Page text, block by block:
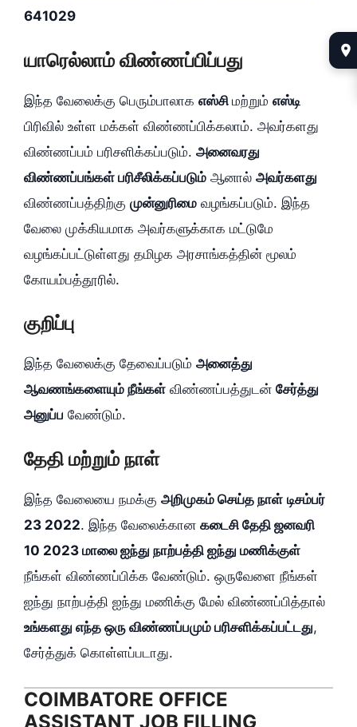
641029
யாரெல்லாம் விண்ணப்பிப்பது
இந்த வேலைக்கு பெரும்பாலாக எஸ்சி மற்றும் எஸ்டி
பிரிவில் உள்ள மக்கள் விண்ணப்பிக்கலாம். அவர்களது
விண்ணப்பம் பரிசளிக்கப்படும். அனைவரது
விண்ணப்பங்கள் பரிசீலிக்கப்படும் ஆனால் அவர்களது
விண்ணப்பத்திற்கு முன்னுரிமை வழங்கப்படும். இந்த
வேலை முக்கியமாக அவர்களுக்காக மட்டுமே
வழங்கப்பட்டுள்ளது தமிழக அரசாங்கத்தின் மூலம்
கோயம்பத்தூரில்.
குறிப்பு
இந்த வேலைக்கு தேவைப்படும் அனைத்து
ஆவணங்களையும் நீங்கள் விண்ணப்பத்துடன் சேர்த்து
அனுப்ப வேண்டும்.
தேதி மற்றும் நாள்
இந்த வேலையை நமக்கு அறிமுகம் செய்த நாள் டிசம்பர்
23 2022. இந்த வேலைக்கான கடைசி தேதி ஜனவரி
10 2023 மாலை ஐந்து நாற்பத்தி ஐந்து மணிக்குள்
நீங்கள் விண்ணப்பிக்க வேண்டும். ஒருவேளை நீங்கள்
ஐந்து நாற்பத்தி ஐந்து மணிக்கு மேல் விண்ணப்பித்தால்
உங்களது எந்த ஒரு விண்ணப்பமும் பரிசளிக்கப்பட்டது,
சேர்த்துக் கொள்ளப்படாது.
COIMBATORE OFFICE
ASSISTANT JOB FILLING